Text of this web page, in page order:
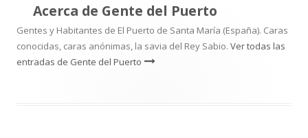
Acerca de Gente del Puerto
Gentes y Habitantes de El Puerto de Santa María (España). Caras
conocidas, caras anónimas, la savia del Rey Sabio. Ver todas las
entradas de Gente del Puerto